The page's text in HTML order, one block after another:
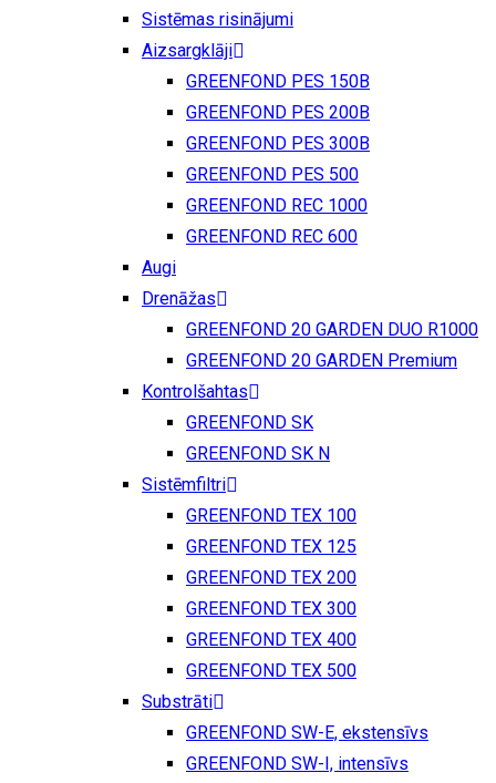
Sistēmas risinājumi
Aizsargklāji
GREENFOND PES 150B
GREENFOND PES 200B
GREENFOND PES 300B
GREENFOND PES 500
GREENFOND REC 1000
GREENFOND REC 600
Augi
Drenāžas
GREENFOND 20 GARDEN DUO R1000
GREENFOND 20 GARDEN Premium
Kontrolšahtas
GREENFOND SK
GREENFOND SK N
Sistēmfiltri
GREENFOND TEX 100
GREENFOND TEX 125
GREENFOND TEX 200
GREENFOND TEX 300
GREENFOND TEX 400
GREENFOND TEX 500
Substrāti
GREENFOND SW-E, ekstensīvs
GREENFOND SW-I, intensīvs